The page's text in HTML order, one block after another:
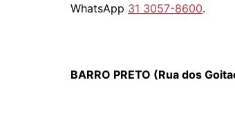
WhatsApp 31 3057-8600.
BARRO PRETO (Rua dos